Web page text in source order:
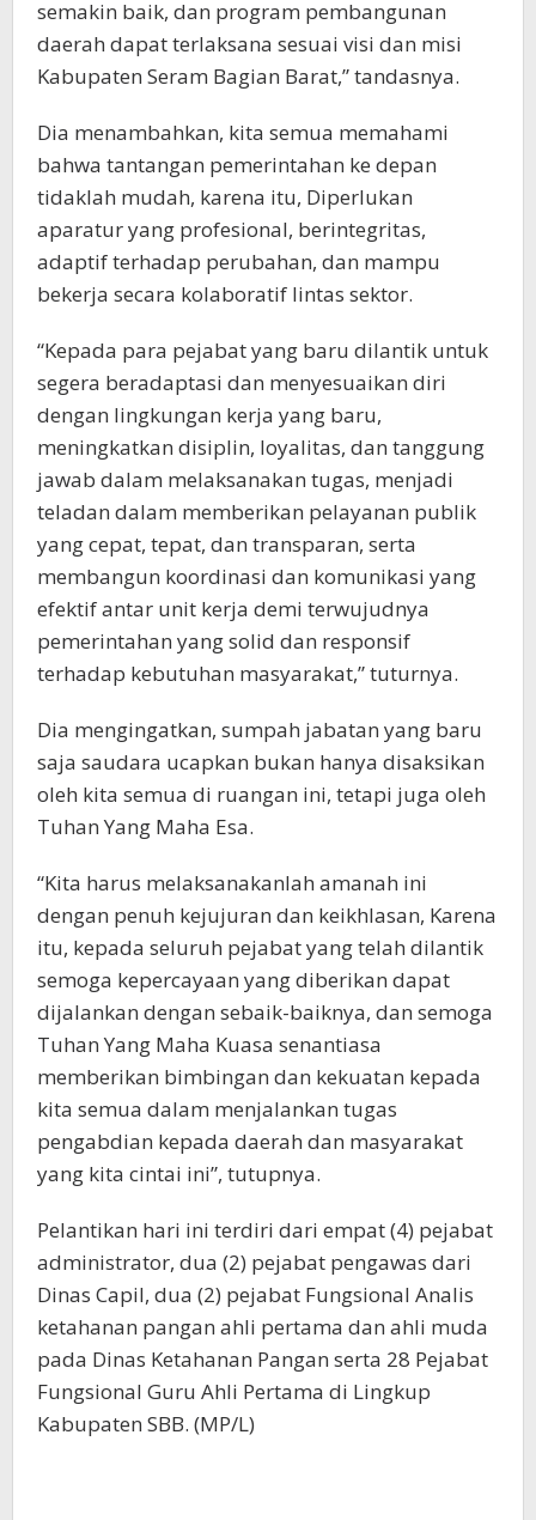
semakin baik, dan program pembangunan
daerah dapat terlaksana sesuai visi dan misi
Kabupaten Seram Bagian Barat,” tandasnya.
Dia menambahkan, kita semua memahami
bahwa tantangan pemerintahan ke depan
tidaklah mudah, karena itu, Diperlukan
aparatur yang profesional, berintegritas,
adaptif terhadap perubahan, dan mampu
bekerja secara kolaboratif lintas sektor.
“Kepada para pejabat yang baru dilantik untuk
segera beradaptasi dan menyesuaikan diri
dengan lingkungan kerja yang baru,
meningkatkan disiplin, loyalitas, dan tanggung
jawab dalam melaksanakan tugas, menjadi
teladan dalam memberikan pelayanan publik
yang cepat, tepat, dan transparan, serta
membangun koordinasi dan komunikasi yang
efektif antar unit kerja demi terwujudnya
pemerintahan yang solid dan responsif
terhadap kebutuhan masyarakat,” tuturnya.
Dia mengingatkan, sumpah jabatan yang baru
saja saudara ucapkan bukan hanya disaksikan
oleh kita semua di ruangan ini, tetapi juga oleh
Tuhan Yang Maha Esa.
“Kita harus melaksanakanlah amanah ini
dengan penuh kejujuran dan keikhlasan, Karena
itu, kepada seluruh pejabat yang telah dilantik
semoga kepercayaan yang diberikan dapat
dijalankan dengan sebaik-baiknya, dan semoga
Tuhan Yang Maha Kuasa senantiasa
memberikan bimbingan dan kekuatan kepada
kita semua dalam menjalankan tugas
pengabdian kepada daerah dan masyarakat
yang kita cintai ini”, tutupnya.
Pelantikan hari ini terdiri dari empat (4) pejabat
administrator, dua (2) pejabat pengawas dari
Dinas Capil, dua (2) pejabat Fungsional Analis
ketahanan pangan ahli pertama dan ahli muda
pada Dinas Ketahanan Pangan serta 28 Pejabat
Fungsional Guru Ahli Pertama di Lingkup
Kabupaten SBB. (MP/L)